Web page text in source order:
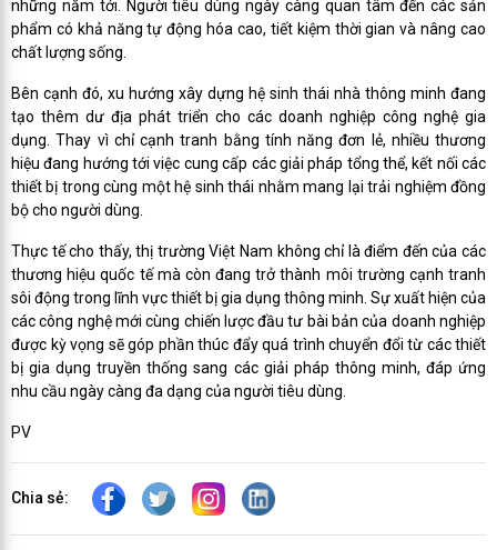
những năm tới. Người tiêu dùng ngày càng quan tâm đến các sản
phẩm có khả năng tự động hóa cao, tiết kiệm thời gian và nâng cao
chất lượng sống.
Bên cạnh đó, xu hướng xây dựng hệ sinh thái nhà thông minh đang
tạo thêm dư địa phát triển cho các doanh nghiệp công nghệ gia
dụng. Thay vì chỉ cạnh tranh bằng tính năng đơn lẻ, nhiều thương
hiệu đang hướng tới việc cung cấp các giải pháp tổng thể, kết nối các
thiết bị trong cùng một hệ sinh thái nhằm mang lại trải nghiệm đồng
bộ cho người dùng.
Thực tế cho thấy, thị trường Việt Nam không chỉ là điểm đến của các
thương hiệu quốc tế mà còn đang trở thành môi trường cạnh tranh
sôi động trong lĩnh vực thiết bị gia dụng thông minh. Sự xuất hiện của
các công nghệ mới cùng chiến lược đầu tư bài bản của doanh nghiệp
được kỳ vọng sẽ góp phần thúc đẩy quá trình chuyển đổi từ các thiết
bị gia dụng truyền thống sang các giải pháp thông minh, đáp ứng
nhu cầu ngày càng đa dạng của người tiêu dùng.
PV
Chia sẻ: